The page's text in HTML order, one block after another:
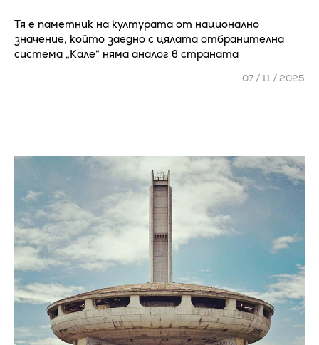
Тя е паметник на културата от национално
значение, който заедно с цялата отбранителна
система „Кале“ няма аналог в страната
07 / 11 / 2025